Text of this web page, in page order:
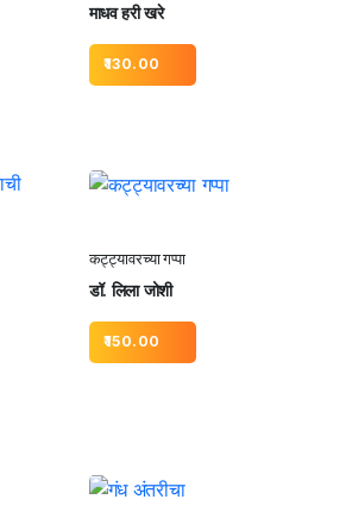
माधव हरी खरे
130.00
कट्ट्यावरच्या गप्पा
डॉ. लिला जोशी
150.00